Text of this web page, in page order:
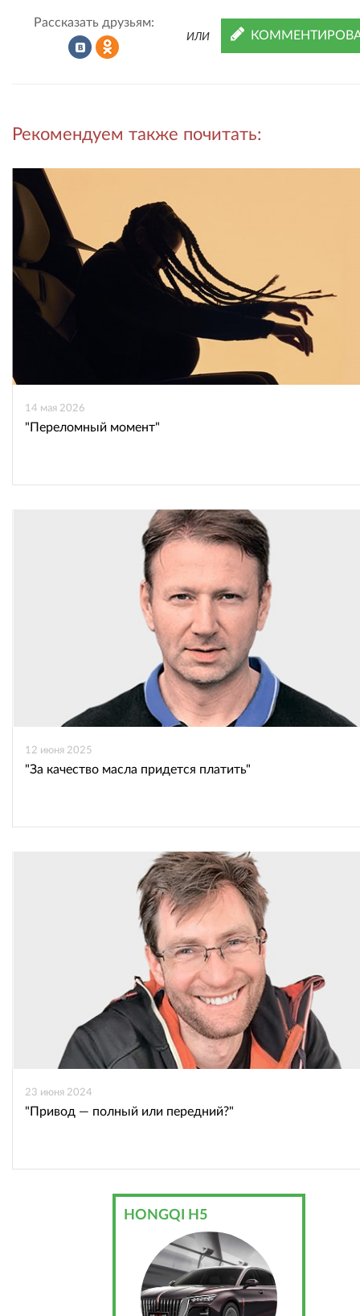
Рассказать друзьям:
во
ВКонтакте
в
Одноклассниках
ИЛИ
Рекомендуем также почитать:
14 мая 2026
"Переломный момент"
12 июня 2025
"За качество масла придется платить"
23 июня 2024
"Привод — полный или передний?"
HONGQI H5